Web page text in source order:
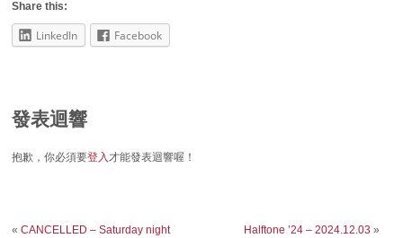
Share this:
LinkedIn Facebook
發表迴響
抱歉，你必須要登入 才能發表迴響喔！
«CANCELLED – Saturday night
Halftone ’24 – 2024.12.03 »